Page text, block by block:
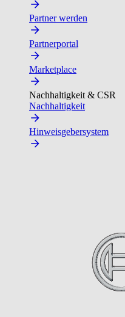
Partner werden
Partnerportal
Marketplace
Nachhaltigkeit & CSR
Nachhaltigkeit
Hinweisgebersystem